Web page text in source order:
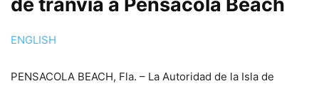
ENGLISH
PENSACOLA BEACH, Fla. – La Autoridad de la Isla de